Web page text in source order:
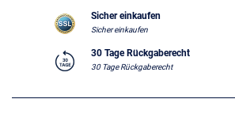
Sicher einkaufen
Sicher einkaufen
30 Tage Rückgaberecht
30 Tage Rückgaberecht